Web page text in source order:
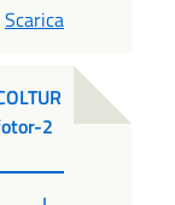
Scarica
2